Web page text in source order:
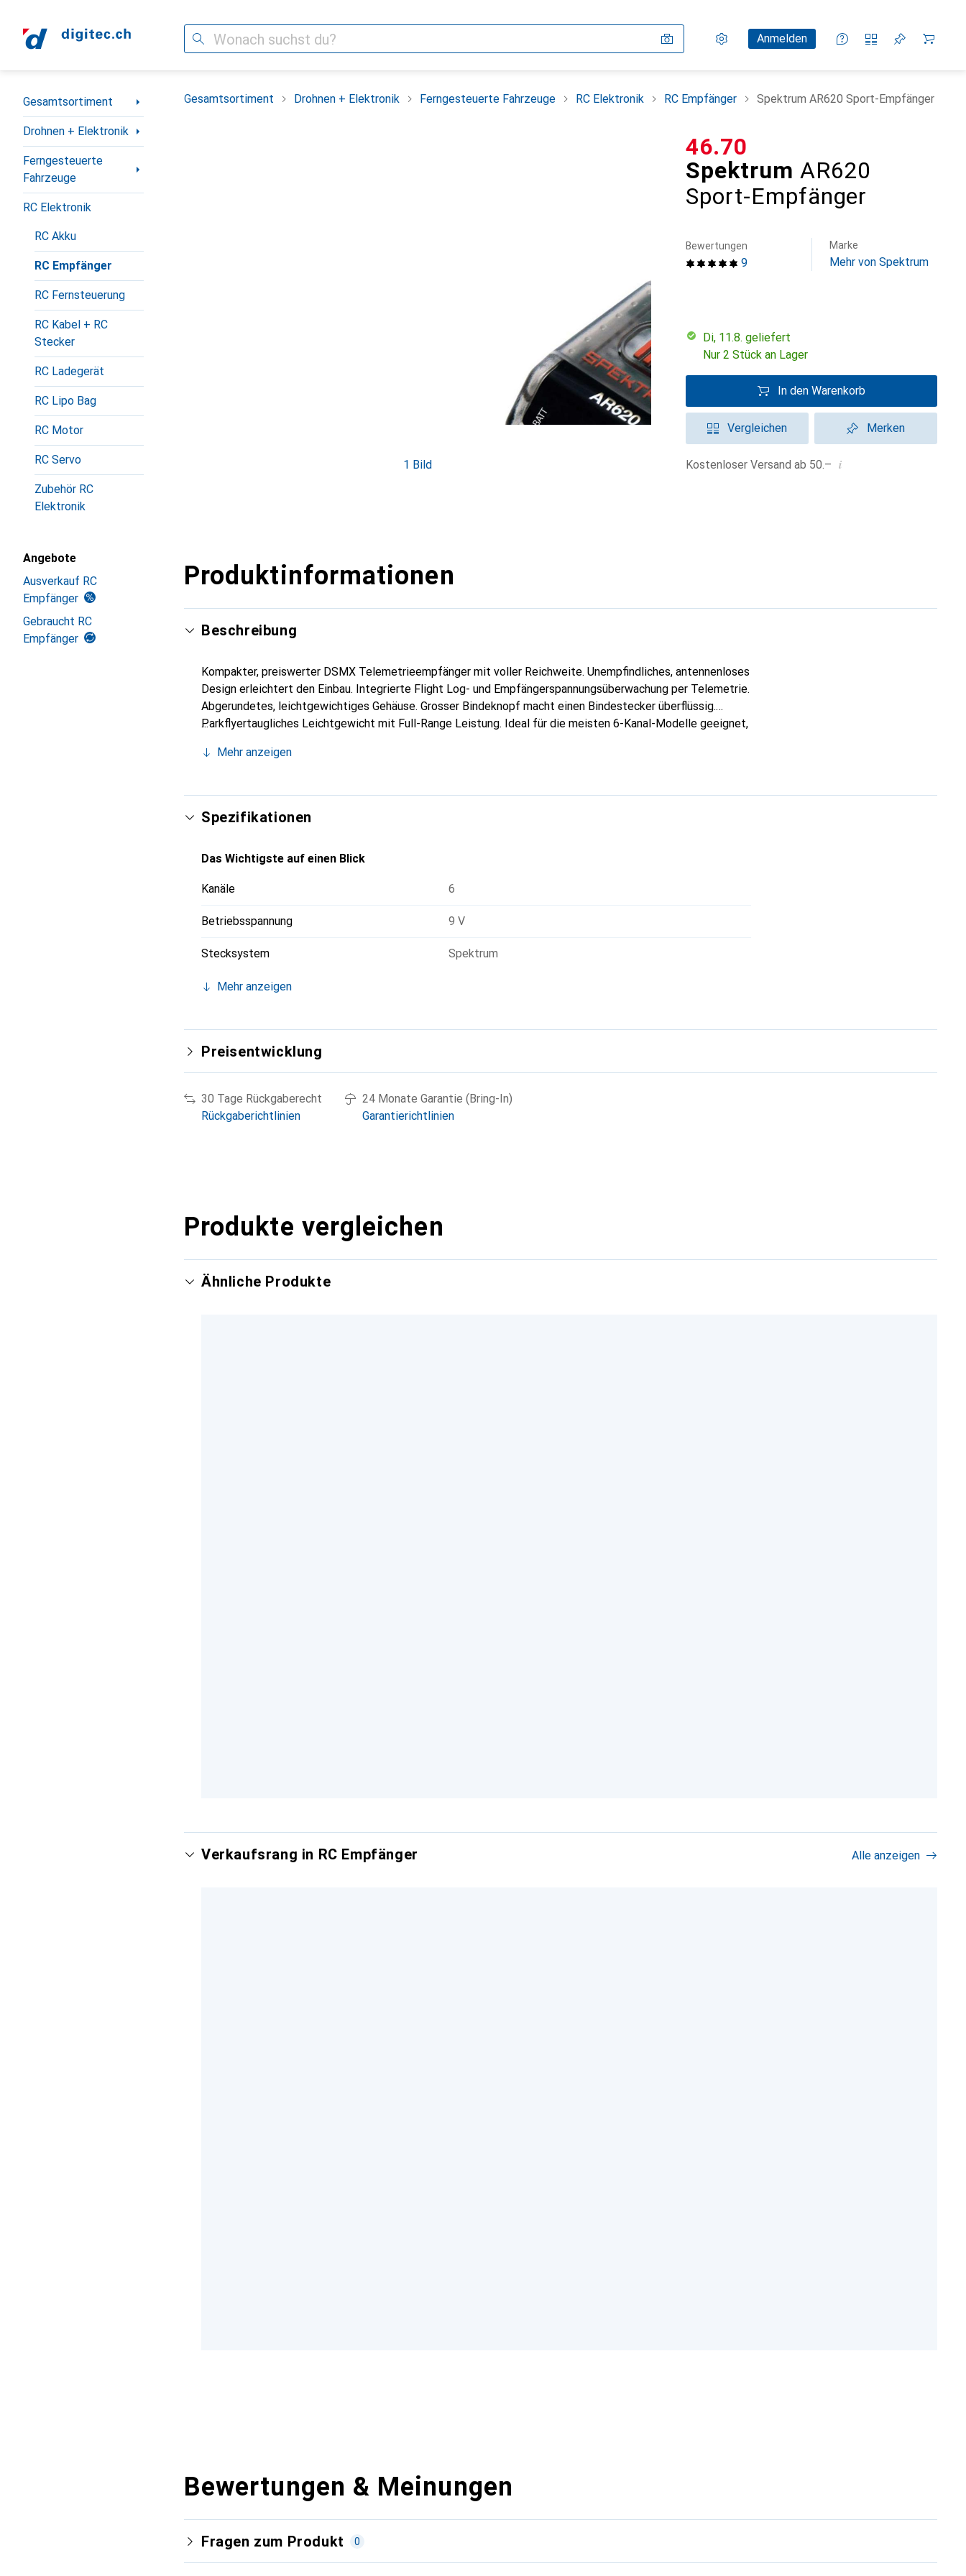
Suche Einstellungen
KundenkontoAnmelden
Vergleichslisten
Merklisten
Warenkorb
Navigation nach Kategorien
Gesamtsortiment
Drohnen + Elektronik
Ferngesteuerte
Fahrzeuge
RC Elektronik
RC Akku
RC Empfänger
RC Fernsteuerung
RC Kabel + RC
Stecker
RC Ladegerät
RC Lipo Bag
RC Motor
RC Servo
Zubehör RC
Elektronik
Angebote
Ausverkauf RC
Empfänger
Gebraucht RC
Empfänger
Gesamtsortiment Drohnen + Elektronik Ferngesteuerte Fahrzeuge RC Elektronik RC Empfänger Spektrum AR620 Sport-Empfänger
1 Bild
Spektrum AR620
Sport-Empfänger
CHF
46.70
9
Bewertungen Marke
Mehr von Spektrum
Di, 11.8. geliefert
Nur 2 Stück an Lager
In den Warenkorb
Vergleichen Merken
Kostenloser Versand ab 50.– i
Produktinformationen
Beschreibung
Kompakter, preiswerter DSMX Telemetrieempfänger mit voller Reichweite. Unempfindliches, antennenloses
Design erleichtert den Einbau. Integrierte Flight Log- und Empfängerspannungsüberwachung per Telemetrie.
Abgerundetes, leichtgewichtiges Gehäuse. Grosser Bindeknopf macht einen Bindestecker überflüssig.
Parkflyertaugliches Leichtgewicht mit Full-Range Leistung. Ideal für die meisten 6-Kanal-Modelle geeignet,
Mehr anzeigen
Spezifikationen
Das Wichtigste auf einen Blick
Kanäle 6
Betriebsspannung 9 V
Stecksystem Spektrum
Mehr anzeigen
Preisentwicklung
30 Tage Rückgaberecht
Rückgaberichtlinien
24 Monate Garantie (Bring-In)
Garantierichtlinien
Produkte vergleichen
Ähnliche Produkte
Verkaufsrang in RC Empfänger Alle anzeigen
Bewertungen & Meinungen
Fragen zum Produkt 0